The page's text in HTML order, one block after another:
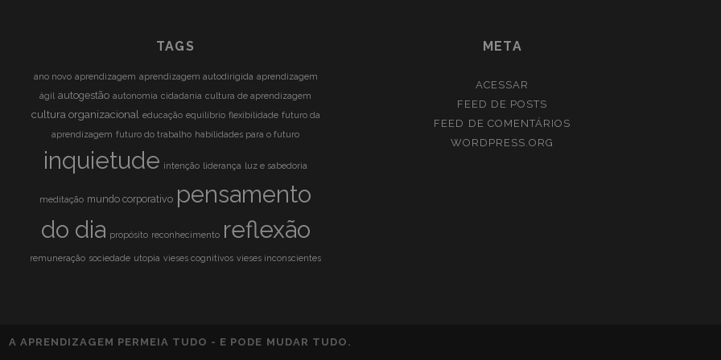
TAGS
ano novo aprendizagem aprendizagem autodirigida aprendizagem
ágil autogestão autonomia cidadania cultura de aprendizagem
cultura organizacional educação equilíbrio flexibilidade futuro da
aprendizagem futuro do trabalho habilidades para o futuro
inquietude intenção liderança luz e sabedoria
meditação mundo corporativo pensamento
do dia propósito reconhecimento reflexão
remuneração sociedade utopia vieses cognitivos vieses inconscientes
META
ACESSAR
FEED DE POSTS
FEED DE COMENTÁRIOS
WORDPRESS.ORG
A APRENDIZAGEM PERMEIA TUDO - E PODE MUDAR TUDO.